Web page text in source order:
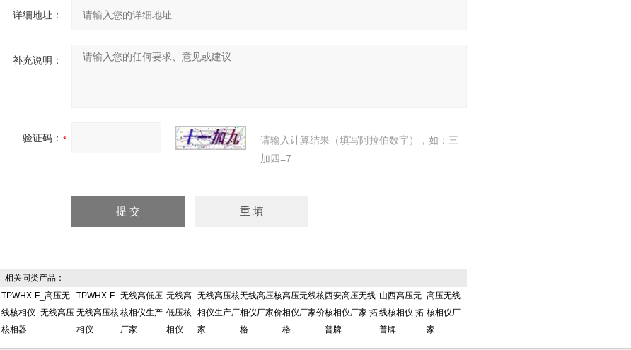
详细地址：
补充说明：
验证码：
请输入计算结果（填写阿拉伯数字），如：三
加四=7
相关同类产品：
TPWHX-F_高压无
线核相仪_无线高压
核相器
TPWHX-F
无线高压核
相仪
无线高低压
核相仪生产
厂家
无线高
低压核
相仪
无线高压核
相仪生产厂
家
无线高压核
相仪厂家价
格
高压无线核
相仪厂家价
格
西安高压无线
核相仪厂家 拓
普牌
山西高压无
线核相仪 拓
普牌
高压无线
核相仪厂
家